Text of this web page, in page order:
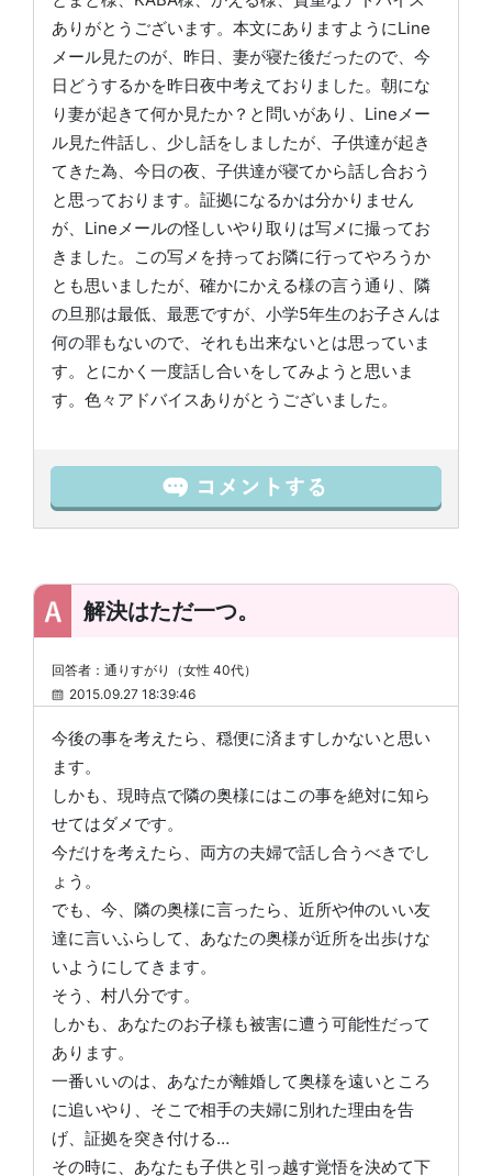
ありがとうございます。本文にありますようにLine
メール見たのが、昨日、妻が寝た後だったので、今
日どうするかを昨日夜中考えておりました。朝にな
り妻が起きて何か見たか？と問いがあり、Lineメー
ル見た件話し、少し話をしましたが、子供達が起き
てきた為、今日の夜、子供達が寝てから話し合おう
と思っております。証拠になるかは分かりません
が、Lineメールの怪しいやり取りは写メに撮ってお
きました。この写メを持ってお隣に行ってやろうか
とも思いましたが、確かにかえる様の言う通り、隣
の旦那は最低、最悪ですが、小学5年生のお子さんは
何の罪もないので、それも出来ないとは思っていま
す。とにかく一度話し合いをしてみようと思いま
す。色々アドバイスありがとうございました。
解決はただ一つ。
回答者：通りすがり（女性 40代）
2015.09.27 18:39:46
今後の事を考えたら、穏便に済ますしかないと思い
ます。
しかも、現時点で隣の奥様にはこの事を絶対に知ら
せてはダメです。
今だけを考えたら、両方の夫婦で話し合うべきでし
ょう。
でも、今、隣の奥様に言ったら、近所や仲のいい友
達に言いふらして、あなたの奥様が近所を出歩けな
いようにしてきます。
そう、村八分です。
しかも、あなたのお子様も被害に遭う可能性だって
あります。
一番いいのは、あなたが離婚して奥様を遠いところ
に追いやり、そこで相手の夫婦に別れた理由を告
げ、証拠を突き付ける…
その時に、あなたも子供と引っ越す覚悟を決めて下